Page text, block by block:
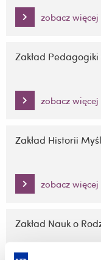
zobacz więcej
Zakład
zobacz więcej
Zakład Historii
zobacz więcej
Zakład Nauk o